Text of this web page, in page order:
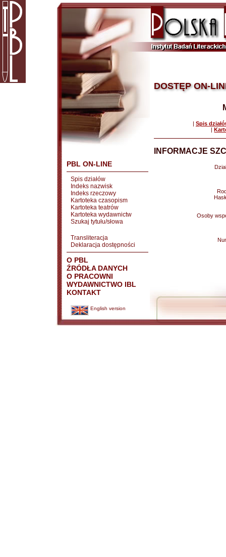
PBL ON-LINE
Spis działów
Indeks nazwisk
Indeks rzeczowy
Kartoteka czasopism
Kartoteka teatrów
Kartoteka wydawnictw
Szukaj tytułu/słowa
Transliteracja
Deklaracja dostępności
O PBL
ŹRÓDŁA DANYCH
O PRACOWNI
WYDAWNICTWO IBL
KONTAKT
English version
DOSTĘP ON-
| Spis
|
INFORMACJE
Osoby